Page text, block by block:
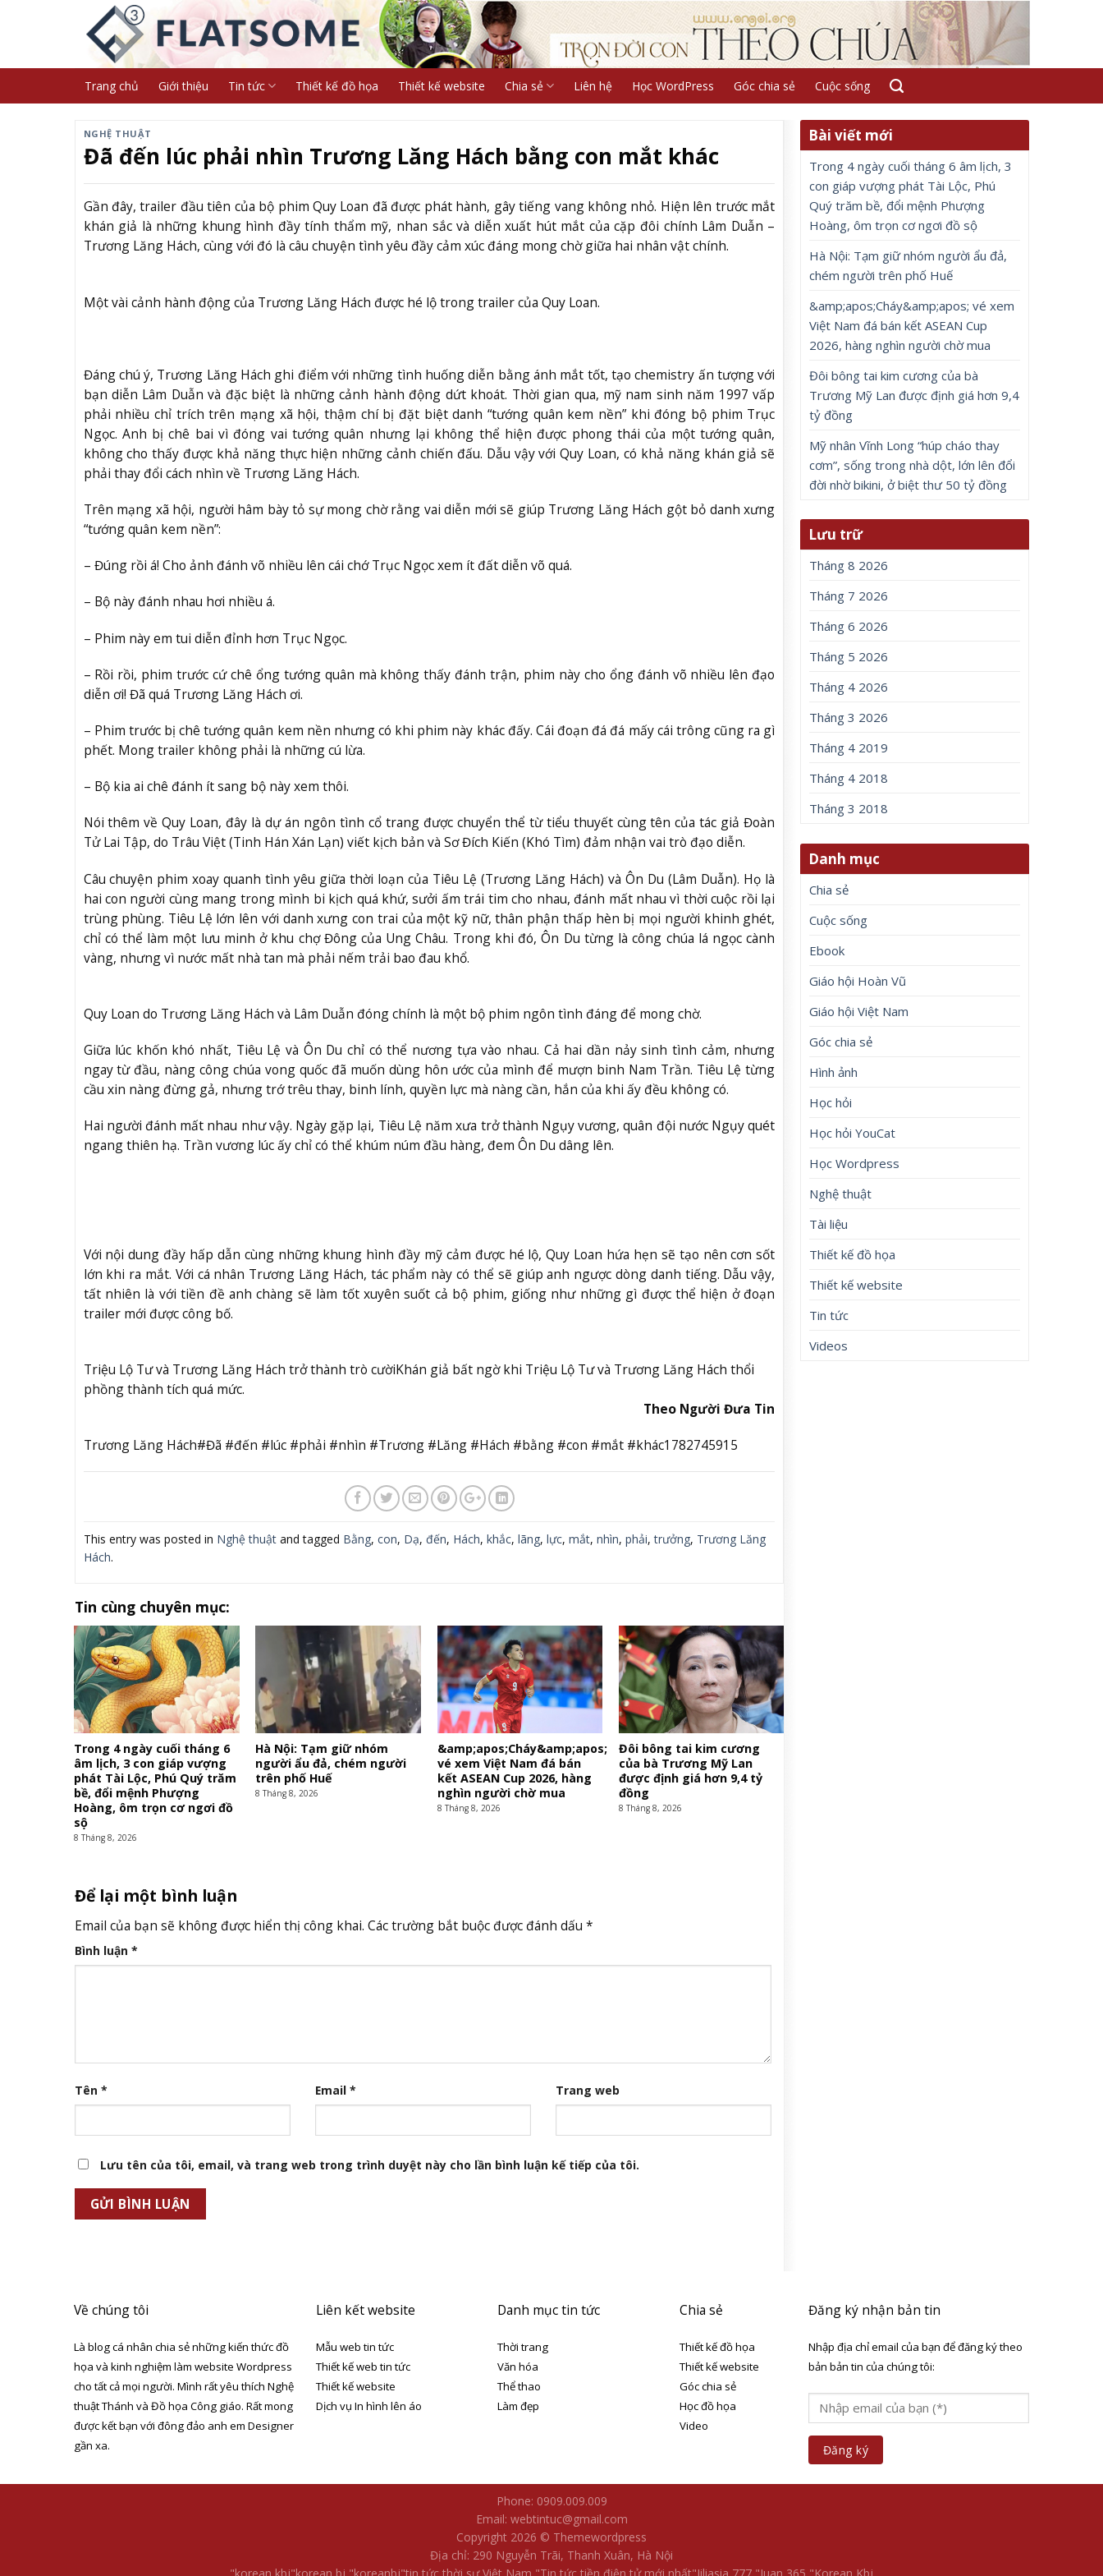
Trang chủ Giới thiệu Tin tức Thiết kế đồ họa Thiết kế website Chia sẻ Liên hệ Học WordPress Góc chia sẻ Cuộc sống
NGHỆ THUẬT
Đã đến lúc phải nhìn Trương Lăng Hách bằng con mắt khác
Gần đây, trailer đầu tiên của bộ phim Quy Loan đã được phát hành, gây tiếng vang không nhỏ. Hiện lên trước mắt
khán giả là những khung hình đầy tính thẩm mỹ, nhan sắc và diễn xuất hút mắt của cặp đôi chính Lâm Duẫn –
Trương Lăng Hách, cùng với đó là câu chuyện tình yêu đầy cảm xúc đáng mong chờ giữa hai nhân vật chính.
Một vài cảnh hành động của Trương Lăng Hách được hé lộ trong trailer của Quy Loan.
Đáng chú ý, Trương Lăng Hách ghi điểm với những tình huống diễn bằng ánh mắt tốt, tạo chemistry ấn tượng với
bạn diễn Lâm Duẫn và đặc biệt là những cảnh hành động dứt khoát. Thời gian qua, mỹ nam sinh năm 1997 vấp
phải nhiều chỉ trích trên mạng xã hội, thậm chí bị đặt biệt danh “tướng quân kem nền” khi đóng bộ phim Trục
Ngọc. Anh bị chê bai vì đóng vai tướng quân nhưng lại không thể hiện được phong thái của một tướng quân,
không cho thấy được khả năng thực hiện những cảnh chiến đấu. Dẫu vậy với Quy Loan, có khả năng khán giả sẽ
phải thay đổi cách nhìn về Trương Lăng Hách.
Trên mạng xã hội, người hâm bày tỏ sự mong chờ rằng vai diễn mới sẽ giúp Trương Lăng Hách gột bỏ danh xưng
“tướng quân kem nền”:
– Đúng rồi á! Cho ảnh đánh võ nhiều lên cái chớ Trục Ngọc xem ít đất diễn võ quá.
– Bộ này đánh nhau hơi nhiều á.
– Phim này em tui diễn đỉnh hơn Trục Ngọc.
– Rồi rồi, phim trước cứ chê ổng tướng quân mà không thấy đánh trận, phim này cho ổng đánh võ nhiều lên đạo
diễn ơi! Đã quá Trương Lăng Hách ơi.
– Phim trước bị chê tướng quân kem nền nhưng có khi phim này khác đấy. Cái đoạn đá đá mấy cái trông cũng ra gì
phết. Mong trailer không phải là những cú lừa.
– Bộ kia ai chê đánh ít sang bộ này xem thôi.
Nói thêm về Quy Loan, đây là dự án ngôn tình cổ trang được chuyển thể từ tiểu thuyết cùng tên của tác giả Đoàn
Tử Lai Tập, do Trâu Việt (Tinh Hán Xán Lạn) viết kịch bản và Sơ Đích Kiến (Khó Tìm) đảm nhận vai trò đạo diễn.
Câu chuyện phim xoay quanh tình yêu giữa thời loạn của Tiêu Lệ (Trương Lăng Hách) và Ôn Du (Lâm Duẫn). Họ là
hai con người cùng mang trong mình bi kịch quá khứ, sưởi ấm trái tim cho nhau, đánh mất nhau vì thời cuộc rồi lại
trùng phùng. Tiêu Lệ lớn lên với danh xưng con trai của một kỹ nữ, thân phận thấp hèn bị mọi người khinh ghét,
chỉ có thể làm một lưu minh ở khu chợ Đông của Ung Châu. Trong khi đó, Ôn Du từng là công chúa lá ngọc cành
vàng, nhưng vì nước mất nhà tan mà phải nếm trải bao đau khổ.
Quy Loan do Trương Lăng Hách và Lâm Duẫn đóng chính là một bộ phim ngôn tình đáng để mong chờ.
Giữa lúc khốn khó nhất, Tiêu Lệ và Ôn Du chỉ có thể nương tựa vào nhau. Cả hai dần nảy sinh tình cảm, nhưng
ngay từ đầu, nàng công chúa vong quốc đã muốn dùng hôn ước của mình để mượn binh Nam Trần. Tiêu Lệ từng
cầu xin nàng đừng gả, nhưng trớ trêu thay, binh lính, quyền lực mà nàng cần, hắn của khi ấy đều không có.
Hai người đánh mất nhau như vậy. Ngày gặp lại, Tiêu Lệ năm xưa trở thành Ngụy vương, quân đội nước Ngụy quét
ngang thiên hạ. Trần vương lúc ấy chỉ có thể khúm núm đầu hàng, đem Ôn Du dâng lên.
Với nội dung đầy hấp dẫn cùng những khung hình đầy mỹ cảm được hé lộ, Quy Loan hứa hẹn sẽ tạo nên cơn sốt
lớn khi ra mắt. Với cá nhân Trương Lăng Hách, tác phẩm này có thể sẽ giúp anh ngược dòng danh tiếng. Dẫu vậy,
tất nhiên là với tiền đề anh chàng sẽ làm tốt xuyên suốt cả bộ phim, giống như những gì được thể hiện ở đoạn
trailer mới được công bố.
Triệu Lộ Tư và Trương Lăng Hách trở thành trò cườiKhán giả bất ngờ khi Triệu Lộ Tư và Trương Lăng Hách thổi
phồng thành tích quá mức.
Theo Người Đưa Tin
Trương Lăng Hách#Đã #đến #lúc #phải #nhìn #Trương #Lăng #Hách #bằng #con #mắt #khác1782745915
This entry was posted in Nghệ thuậtand tagged Bằng, con, Dạ, đến, Hách, khắc, lãng, lực, mắt, nhìn, phải,trưởng, Trương Lăng
Hách.
Tin cùng chuyên mục:
Trong 4 ngày cuối tháng 6
âm lịch, 3 con giáp vượng
phát Tài Lộc, Phú Quý trăm
bề, đổi mệnh Phượng
Hoàng, ôm trọn cơ ngơi đồ
sộ
8 Tháng 8, 2026
Hà Nội: Tạm giữ nhóm
người ẩu đả, chém người
trên phố Huế
8 Tháng 8, 2026
&amp;apos;Cháy&amp;apos;
vé xem Việt Nam đá bán
kết ASEAN Cup 2026, hàng
nghìn người chờ mua
8 Tháng 8, 2026
Đôi bông tai kim cương
của bà Trương Mỹ Lan
được định giá hơn 9,4 tỷ
đồng
8 Tháng 8, 2026
Để lại một bình luận
Email của bạn sẽ không được hiển thị công khai. Các trường bắt buộc được đánh dấu *
Bình luận *
Tên * Email * Trang web
Lưu tên của tôi, email, và trang web trong trình duyệt này cho lần bình luận kế tiếp của tôi.
Bài viết mới
Trong 4 ngày cuối tháng 6 âm lịch, 3
con giáp vượng phát Tài Lộc, Phú
Quý trăm bề, đổi mệnh Phượng
Hoàng, ôm trọn cơ ngơi đồ sộ
Hà Nội: Tạm giữ nhóm người ẩu đả,
chém người trên phố Huế
&amp;apos;Cháy&amp;apos; vé xem
Việt Nam đá bán kết ASEAN Cup
2026, hàng nghìn người chờ mua
Đôi bông tai kim cương của bà
Trương Mỹ Lan được định giá hơn 9,4
tỷ đồng
Mỹ nhân Vĩnh Long “húp cháo thay
cơm”, sống trong nhà dột, lớn lên đổi
đời nhờ bikini, ở biệt thư 50 tỷ đồng
Lưu trữ
Tháng 8 2026
Tháng 7 2026
Tháng 6 2026
Tháng 5 2026
Tháng 4 2026
Tháng 3 2026
Tháng 4 2019
Tháng 4 2018
Tháng 3 2018
Danh mục
Chia sẻ
Cuộc sống
Ebook
Giáo hội Hoàn Vũ
Giáo hội Việt Nam
Góc chia sẻ
Hình ảnh
Học hỏi
Học hỏi YouCat
Học Wordpress
Nghệ thuật
Tài liệu
Thiết kế đồ họa
Thiết kế website
Tin tức
Videos
Về chúng tôi
Là blog cá nhân chia sẻ những kiến thức đồ
họa và kinh nghiệm làm website Wordpress
cho tất cả mọi người. Mình rất yêu thích Nghệ
thuật Thánh và Đồ họa Công giáo. Rất mong
được kết bạn với đông đảo anh em Designer
gần xa.
Liên kết website
Mẫu web tin tức
Thiết kế web tin tức
Thiết kế website
Dịch vụ In hình lên áo
Danh mục tin tức
Thời trang
Văn hóa
Thể thao
Làm đẹp
Chia sẻ
Thiết kế đồ họa
Thiết kế website
Góc chia sẻ
Học đồ họa
Video
Đăng ký nhận bản tin
Nhập địa chỉ email của bạn để đăng ký theo
bản bản tin của chúng tôi:
Phone: 0909.009.009
Email: webtintuc@gmail.com
Copyright 2026 © Themewordpress
Địa chỉ: 290 Nguyễn Trãi, Thanh Xuân, Hà Nội
"korean kbj​"korean bj "koreanbj​"tin tức thời sự Việt Nam "Tin tức tiền điện tử mới nhất​"Jiliasia 777 "Juan 365 "Korean Kbj